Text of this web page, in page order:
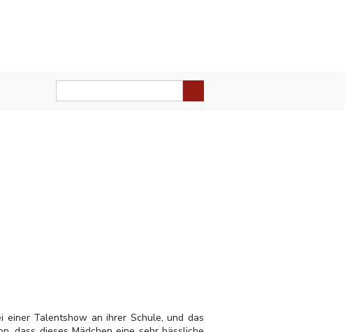
einer Talentshow an ihrer Schule, und das